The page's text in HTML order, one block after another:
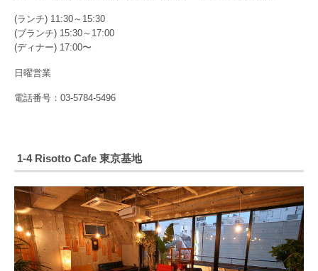
(ランチ) 11:30～15:30
(ブランチ) 15:30～17:00
(ディナー) 17:00〜
日曜営業
電話番号：03-5784-5496
1-4 Risotto Cafe 東京基地